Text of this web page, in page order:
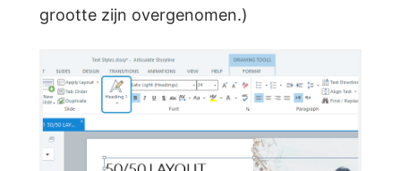
grootte zijn overgenomen.)